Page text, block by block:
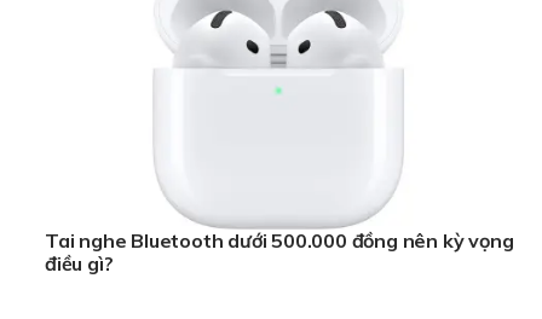
Tai nghe Bluetooth dưới 500.000 đồng nên kỳ vọng
điều gì?